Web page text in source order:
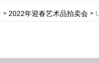
> 2022年迎春艺术品拍卖会 >